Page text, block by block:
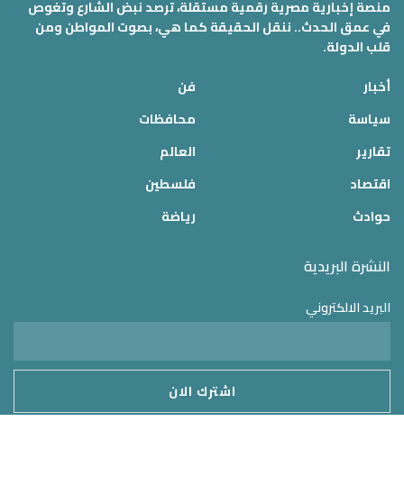
منصة إخبارية مصرية رقمية مستقلة، ترصد نبض الشارع وتغوص
في عمق الحدث.. ننقل الحقيقة كما هي، بصوت المواطن ومن
قلب الدولة.
أخبار
سياسة
تقارير
اقتصاد
حوادث
فن
محافظات
العالم
فلسطين
رياضة
النشرة البريدية
البريد الالكتروني